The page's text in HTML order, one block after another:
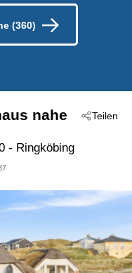
(360)
Teilen
nahe
- Ringköbing